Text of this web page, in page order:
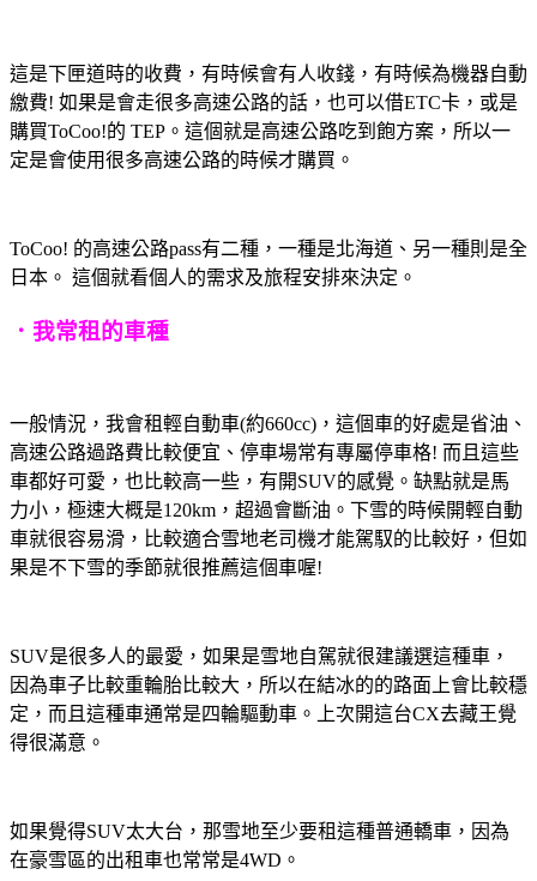
這是下匣道時的收費，有時候會有人收錢，有時候為機器自動
繳費! 如果是會走很多高速公路的話，也可以借ETC卡，或是
購買ToCoo!的 TEP。這個就是高速公路吃到飽方案，所以一
定是會使用很多高速公路的時候才購買。
ToCoo! 的高速公路pass有二種，一種是北海道、另一種則是全
日本。 這個就看個人的需求及旅程安排來決定。
．我常租的車種
一般情況，我會租輕自動車(約660cc)，這個車的好處是省油、
高速公路過路費比較便宜、停車場常有專屬停車格! 而且這些
車都好可愛，也比較高一些，有開SUV的感覺。缺點就是馬
力小，極速大概是120km，超過會斷油。下雪的時候開輕自動
車就很容易滑，比較適合雪地老司機才能駕馭的比較好，但如
果是不下雪的季節就很推薦這個車喔!
SUV是很多人的最愛，如果是雪地自駕就很建議選這種車，
因為車子比較重輪胎比較大，所以在結冰的的路面上會比較穩
定，而且這種車通常是四輪驅動車。上次開這台CX去藏王覺
得很滿意。
如果覺得SUV太大台，那雪地至少要租這種普通轎車，因為
在豪雪區的出租車也常常是4WD。